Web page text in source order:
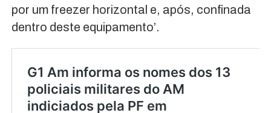
por um freezer horizontal e, após, confinada
dentro deste equipamento’.